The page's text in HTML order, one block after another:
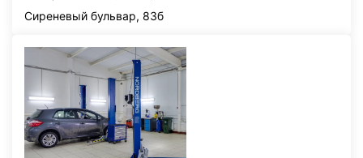
Сиреневый бульвар, 83б